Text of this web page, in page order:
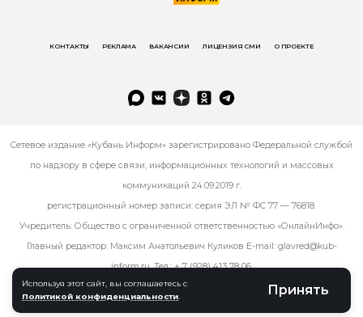
Используя этот сайт, вы соглашаетесь с
Политикой конфиденциальности
Принять
КОНТАКТЫ РЕКЛАМА ВАКАНСИИ ЛИЦЕНЗИЯ СМИ О ПРОЕКТЕ
Сетевое издание «Кубань Информ» зарегистрировано Федеральной службой
по надзору в сфере связи, информационных технологий и массовых
коммуникаций 24.09.2019 г.
регистрационный номер записи: серия ЭЛ № ФС 77 — 76818.
Учредитель: Общество с ограниченной ответственностью «ОнлайнИнфо».
Главный редактор: Максим Анатольевич Куликов E-mail: glavred@kub-
inform.ru. Тел.:+ 7 (928) 413 78 06.
© kub-inform 2026